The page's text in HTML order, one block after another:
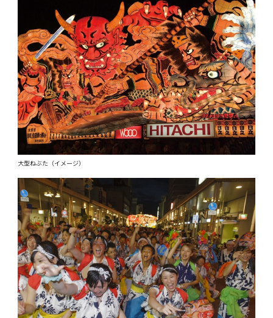
大型ねぶた（イメージ）